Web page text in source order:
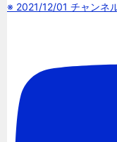
※ 2021/12/01 チャンネ